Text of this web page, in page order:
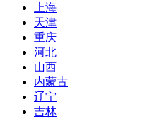
上海
天津
重庆
河北
山西
内蒙古
辽宁
吉林